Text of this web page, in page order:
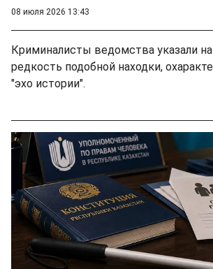
08 июля 2026 13:43
Криминалисты ведомства указали
редкость подобной находки,
"эхо истории".